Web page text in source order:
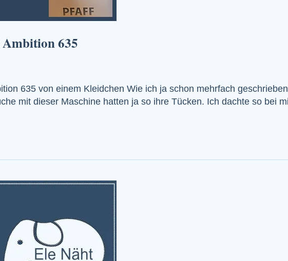
635
635 von einem Kleidchen Wie ich ja schon mehrfach
mit dieser Maschine hatten ja so ihre Tücken. Ich dachte so bei